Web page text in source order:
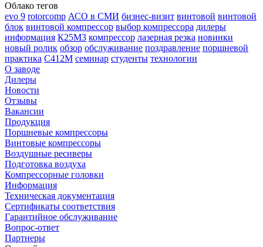
Облако тегов
evo 9 rotorcomp АСО в СМИ бизнес-визит винтовой винтовой
блок винтовой компрессор выбор компрессора дилеры
информация К25М3 компрессор лазерная резка новинки
новый ролик обзор обслуживание поздравление поршневой
практика С412М семинар студенты технологии
О заводе
Дилеры
Новости
Отзывы
Вакансии
Продукция
Поршневые компрессоры
Винтовые компрессоры
Воздушные ресиверы
Подготовка воздуха
Компрессорные головки
Информация
Техническая документация
Сертификаты соответствия
Гарантийное обслуживание
Вопрос-ответ
Партнеры